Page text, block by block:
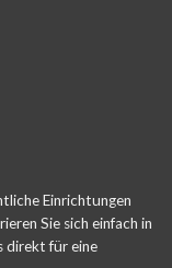
Einrichtungen
Sie sich einfach in
direkt für eine